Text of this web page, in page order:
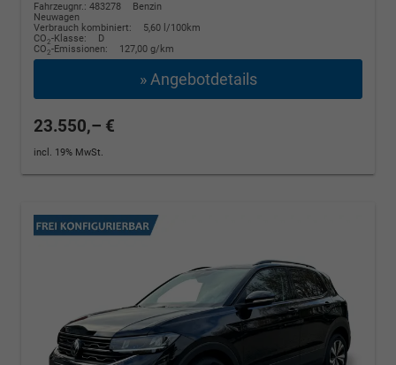
Fahrzeugnr.: 483278
Benzin
Neuwagen
Verbrauch kombiniert:
5,60 l/100km
CO2-Klasse:
D
CO2-Emissionen: 127,00 g/km
» Angebotdetails
23.550,– €
incl. 19% MwSt.